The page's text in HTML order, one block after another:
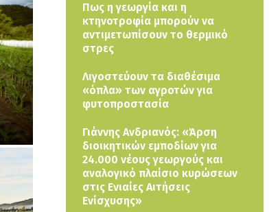
Πως η γεωργία και η
κτηνοτροφία μπορούν να
αντιμετωπίσουν το θερμικό
στρες
Λιγοστεύουν τα διαθέσιμα
«όπλα» των αγροτών για
φυτοπροστασία
Γιάννης Ανδριανός: «Άρση
διοικητικών εμποδίων για
24.000 νέους γεωργούς και
αναλογικό πλαίσιο κυρώσεων
στις Ενιαίες Αιτήσεις
Ενίσχυσης»